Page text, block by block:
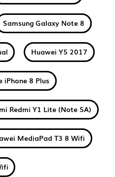
Samsung Galaxy Note 8
Huawei Y5 2017
iPhone 8 Plus
Redmi Y1 Lite (Note 5A)
MediaPad T3 8 Wifi